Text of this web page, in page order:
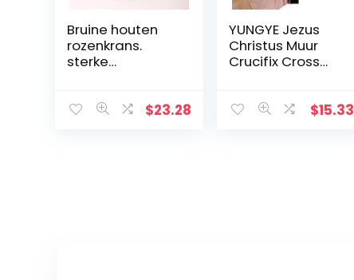
Bruine houten
rozenkrans.
sterke
houten
$23.28
YUNGYE Jezus
Christus Muur
Crucifix Cross
Decor Jezus $15.33